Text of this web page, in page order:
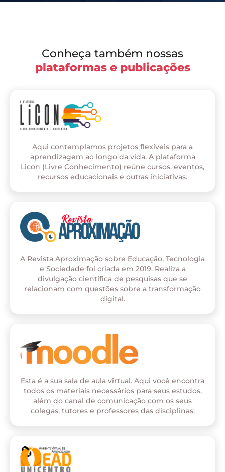
Conheça também nossas
plataformas e publicações
Aqui contemplamos projetos flexíveis para a
aprendizagem ao longo da vida. A plataforma
Licon (Livre Conhecimento) reúne cursos, eventos,
recursos educacionais e outras iniciativas.
A Revista Aproximação sobre Educação, Tecnologia
e Sociedade foi criada em 2019. Realiza a
divulgação científica de pesquisas que se
relacionam com questões sobre a transformação
digital.
Esta é a sua sala de aula virtual. Aqui você encontra
todos os materiais necessários para seus estudos,
além do canal de comunicação com os seus
colegas, tutores e professores das disciplinas.